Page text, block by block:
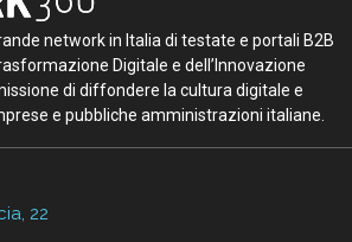
network in Italia di testate e portali B2B
Digitale e dell’Innovazione
di diffondere la cultura digitale e
e pubbliche amministrazioni italiane.
22